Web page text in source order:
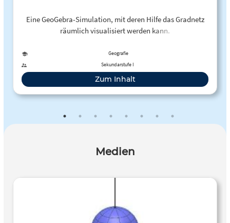
Eine GeoGebra-Simulation, mit deren Hilfe das Gradnetz
räumlich visualisiert werden kann.
Geografie
Sekundarstufe I
Zum Inhalt
Medien